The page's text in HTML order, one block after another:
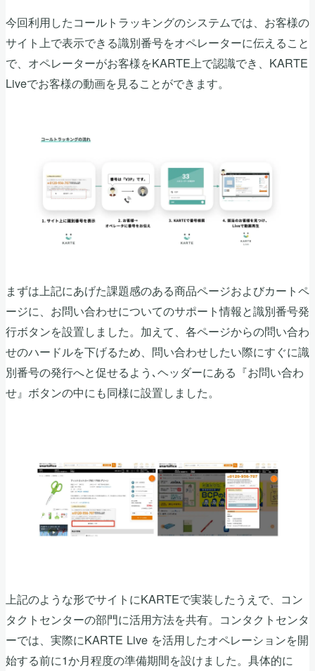
今回利用したコールトラッキングのシステムでは、お客様の
サイト上で表示できる識別番号をオペレーターに伝えること
で、オペレーターがお客様をKARTE上で認識でき、KARTE
Liveでお客様の動画を見ることができます。
まずは上記にあげた課題感のある商品ページおよびカートペ
ージに、お問い合わせについてのサポート情報と識別番号発
行ボタンを設置しました。加えて、各ページからの問い合わ
せのハードルを下げるため、問い合わせしたい際にすぐに識
別番号の発行へと促せるよう､ヘッダーにある『お問い合わ
せ』ボタンの中にも同様に設置しました。
上記のような形でサイトにKARTEで実装したうえで、コン
タクトセンターの部門に活用方法を共有。コンタクトセンタ
ーでは、実際にKARTE Live を活用したオペレーションを開
始する前に1か月程度の準備期間を設けました。具体的に